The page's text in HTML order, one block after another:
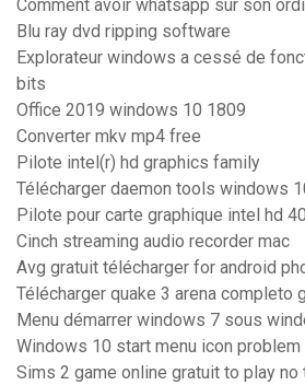
Comment avoir whatsapp sur son
Blu ray dvd ripping software
Explorateur windows a cessé de
bits
Office 2019 windows 10 1809
Converter mkv mp4 free
Pilote intel(r) hd graphics family
Télécharger daemon tools windows
Pilote pour carte graphique intel hd
Cinch streaming audio recorder mac
Avg gratuit télécharger for android
Télécharger quake 3 arena completo
Menu démarrer windows 7 sous
Windows 10 start menu icon problem
Sims 2 game online gratuit to play no